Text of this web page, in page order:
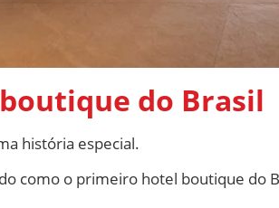
do Brasil
história especial.
como o primeiro hotel boutique do